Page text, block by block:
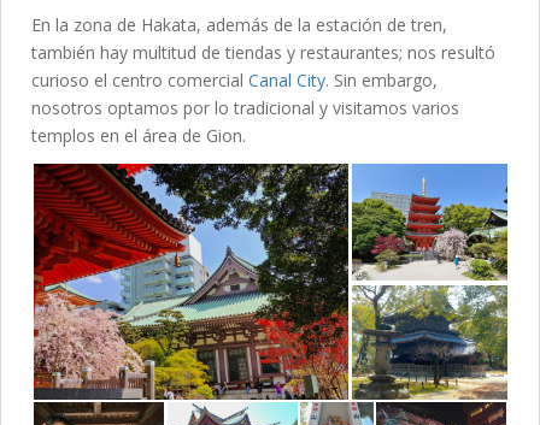
En la zona de Hakata, además de la estación de tren,
también hay multitud de tiendas y restaurantes; nos resultó
curioso el centro comercial Canal City. Sin embargo,
nosotros optamos por lo tradicional y visitamos varios
templos en el área de Gion.